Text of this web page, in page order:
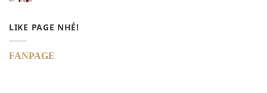
LIKE PAGE NHÉ!
FANPAGE